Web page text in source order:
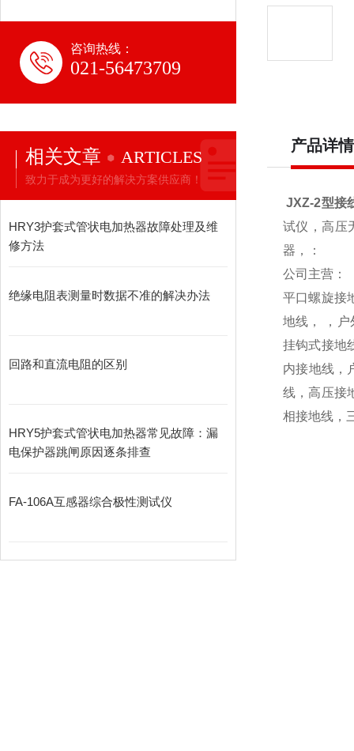
咨询热线：
021-56473709
相关文章 ARTICLES
致力于成为更好的解决方案供应商！
HRY3护套式管状电加热器故障处理及维
修方法
绝缘电阻表测量时数据不准的解决办法
回路和直流电阻的区别
HRY5护套式管状电加热器常见故障：漏
电保护器跳闸原因逐条排查
FA-106A互感器综合极性测试仪
产品详情
JXZ-2型接
试仪，高压
器，：
公司主营：
平口螺旋接
地线， ，户
挂钩式接地
内接地线，
线，高压接
相接地线，